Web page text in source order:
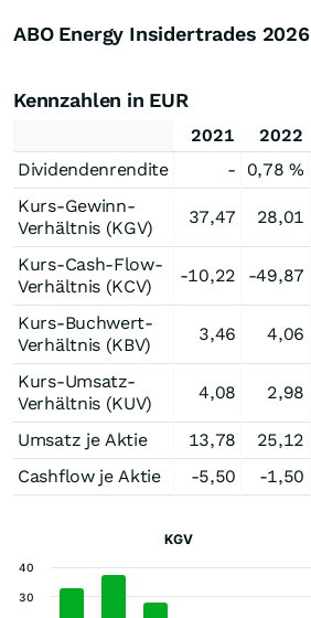
ABO Energy Insidertrades 2026
Kennzahlen in EUR
2021 2022
Dividendenrendite
- 0,78 %
Kurs-Gewinn-
Verhältnis (KGV)
37,47 28,01
Kurs-Cash-Flow-
Verhältnis (KCV)
-10,22 -49,87
Kurs-Buchwert-
Verhältnis (KBV)
3,46 4,06
Kurs-Umsatz-
Verhältnis (KUV)
4,08 2,98
Umsatz je Aktie 13,78 25,12
Cashflow je Aktie
-5,50 -1,50
KGV
30
40